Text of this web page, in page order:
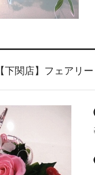
【下関店】フェアリ